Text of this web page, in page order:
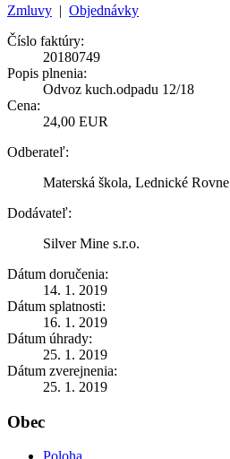
Zmluvy | Objednávky
Číslo faktúry:
20180749
Popis plnenia:
Odvoz kuch.odpadu 12/18
Cena:
24,00 EUR
Odberateľ:
Materská škola, Lednické Rovne
Dodávateľ:
Silver Mine s.r.o.
Dátum doručenia:
14. 1. 2019
Dátum splatnosti:
16. 1. 2019
Dátum úhrady:
25. 1. 2019
Dátum zverejnenia:
25. 1. 2019
Obec